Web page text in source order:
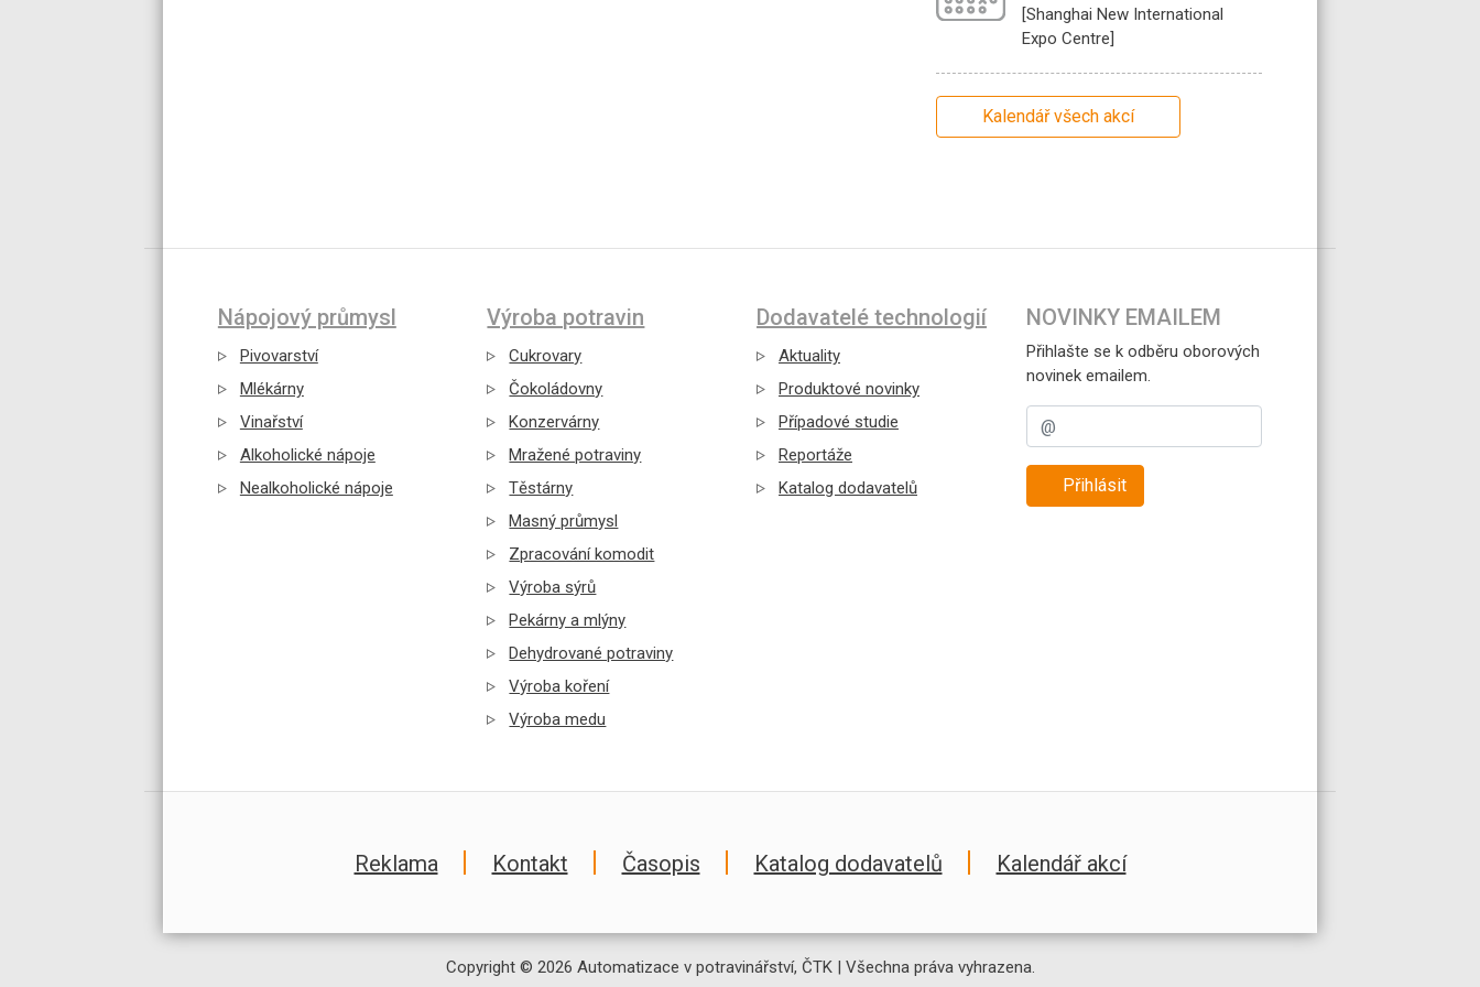
[Shanghai New International
Expo Centre]
Kalendář všech akcí
Nápojový průmysl
Pivovarství
Mlékárny
Vinařství
Alkoholické nápoje
Nealkoholické nápoje
Výroba potravin
Cukrovary
Čokoládovny
Konzervárny
Mražené potraviny
Těstárny
Masný průmysl
Zpracování komodit
Výroba sýrů
Pekárny a mlýny
Dehydrované potraviny
Výroba koření
Výroba medu
Dodavatelé technologií
Aktuality
Produktové novinky
Případové studie
Reportáže
Katalog dodavatelů
NOVINKY EMAILEM
Přihlašte se k odběru oborových
novinek emailem.
Přihlásit
Reklama Kontakt Časopis Katalog dodavatelů Kalendář akcí
Copyright © 2026 Automatizace v potravinářství, ČTK | Všechna práva vyhrazena.